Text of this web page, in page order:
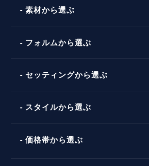
婚約指輪マッチング診断
タイミング
言葉
素材から選ぶ
コンビネーション
フォルムから選ぶ
ストレートライン
セッティングから選ぶ
ソリテール
スタイルから選ぶ
シンプル
価格帯から選ぶ